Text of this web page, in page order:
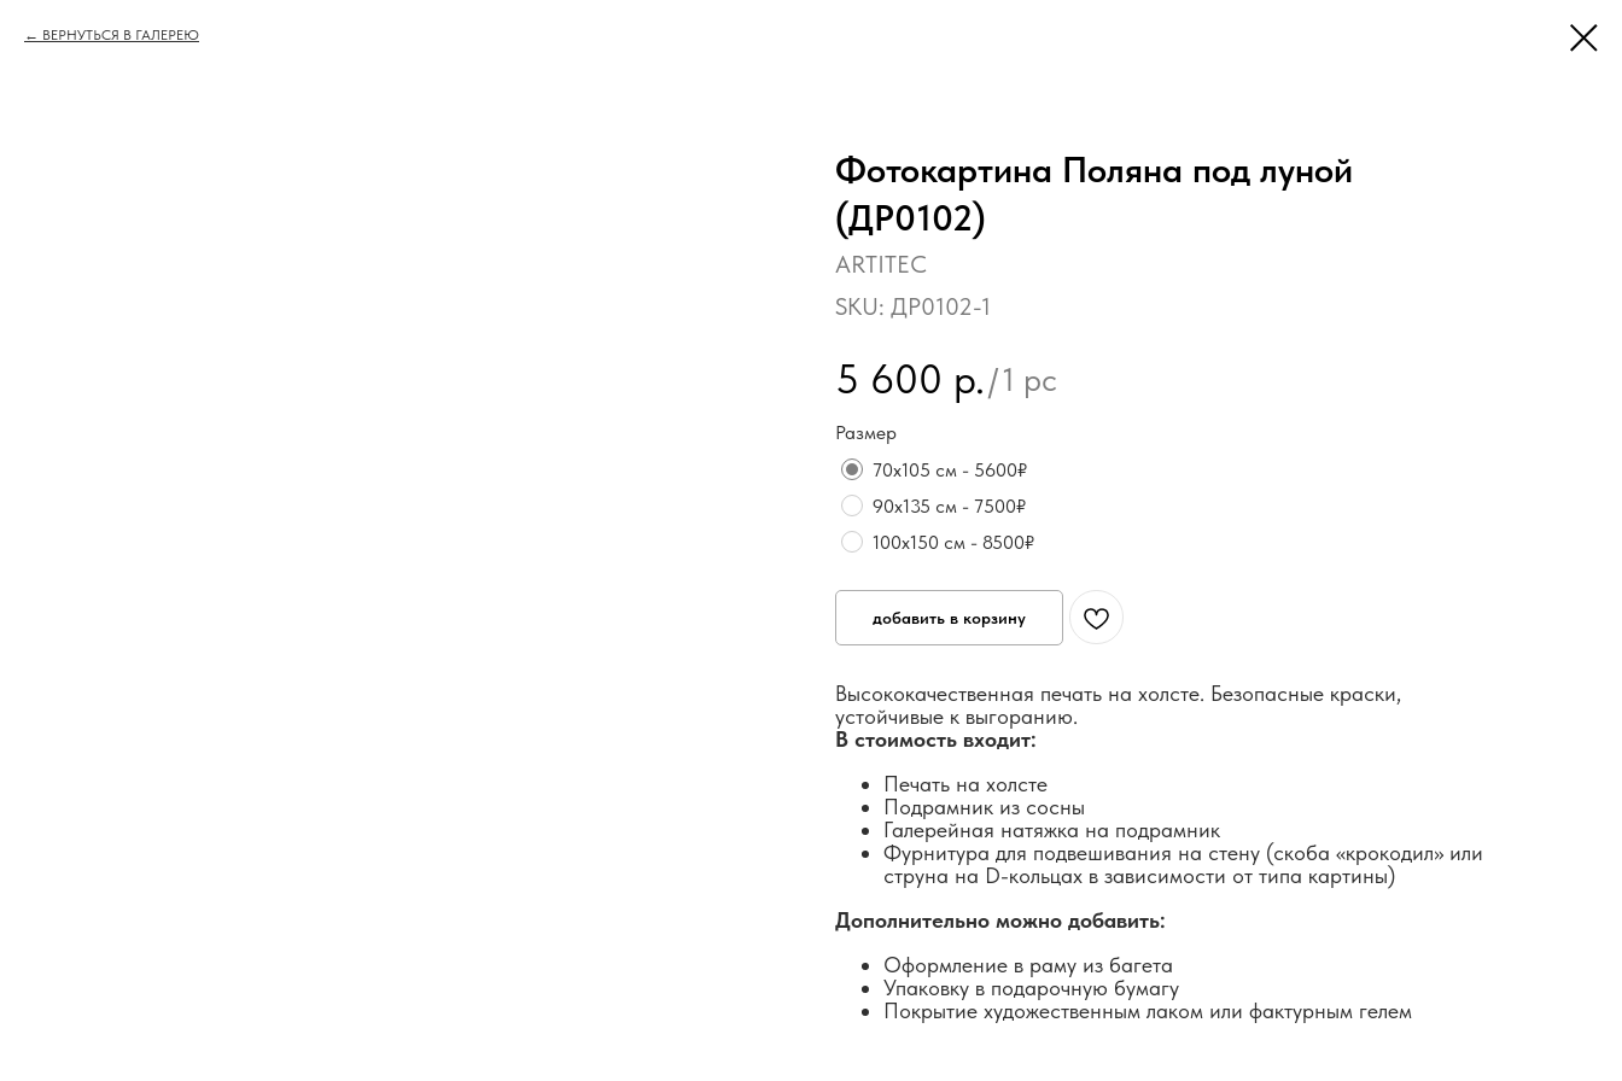
ВЕРНУТЬСЯ В ГАЛЕРЕЮ
Фотокартина Поляна под луной
(ДР0102)
ARTITEC
SKU: ДР0102-1
5 600 р./1 pc
Размер
70х105 см - 5600₽
90х135 см - 7500₽
100х150 см - 8500₽
добавить в корзину
Высококачественная печать на холсте. Безопасные краски,
устойчивые к выгоранию.
В стоимость входит:
Печать на холсте
Подрамник из сосны
Галерейная натяжка на подрамник
Фурнитура для подвешивания на стену (скоба «крокодил» или
струна на D-кольцах в зависимости от типа картины)
Дополнительно можно добавить:
Оформление в раму из багета
Упаковку в подарочную бумагу
Покрытие художественным лаком или фактурным гелем